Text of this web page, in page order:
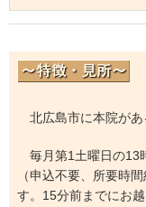
北広島市に本院があ
毎月第1土曜日の13
（申込不要、所要時
す。15分前までにお